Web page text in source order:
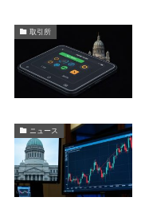
取引所
ニュース